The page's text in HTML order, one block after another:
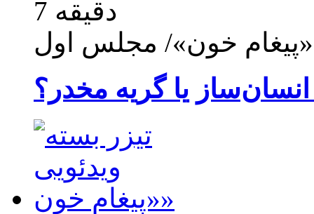
7 دقیقه
«پیغام خون»/ مجلس اول
یا گریه مخدر؟